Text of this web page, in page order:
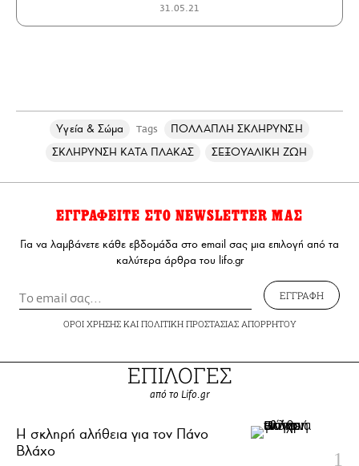
31.05.21
Υγεία & Σώμα Tags
ΠΟΛΛΑΠΛΗ ΣΚΛΗΡΥΝΣΗ
ΣΚΛΗΡΥΝΣΗ ΚΑΤΑ ΠΛΑΚΑΣ
ΣΕΞΟΥΑΛΙΚΗ ΖΩΗ
ΕΓΓΡΑΦΕΙΤΕ ΣΤΟ NEWSLETTER ΜΑΣ
Για να λαμβάνετε κάθε εβδομάδα στο email σας μια επιλογή από τα
καλύτερα άρθρα του lifo.gr
ΕΓΓΡΑΦΗ
ΟΡΟΙ ΧΡΗΣΗΣΚΑΙ ΠΟΛΙΤΙΚΗ ΠΡΟΣΤΑΣΙΑΣ ΑΠΟΡΡΗΤΟΥ
ΕΠΙΛΟΓΕΣ
από το Lifo.gr
H σκληρή αλήθεια για τον Πάνο
Βλάχο